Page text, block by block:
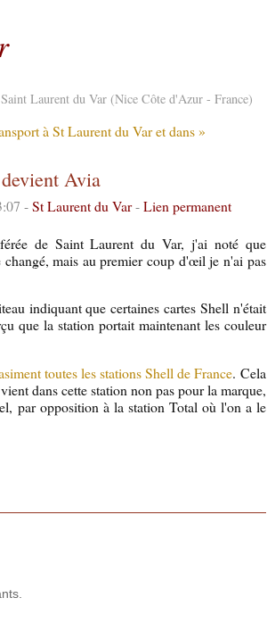
Laurent du Var (Nice Côte d'Azur - France)
à St Laurent du Var et dans »
Avia
-St Laurent du Var-Lien permanent
de Saint Laurent du Var, j'ai noté que
mais au premier coup d'œil je n'ai pas
indiquant que certaines cartes Shell n'était
que la station portait maintenant les couleur
toutes les stations Shell de France. Cela
dans cette station non pas pour la marque,
par opposition à la station Total où l'on a le